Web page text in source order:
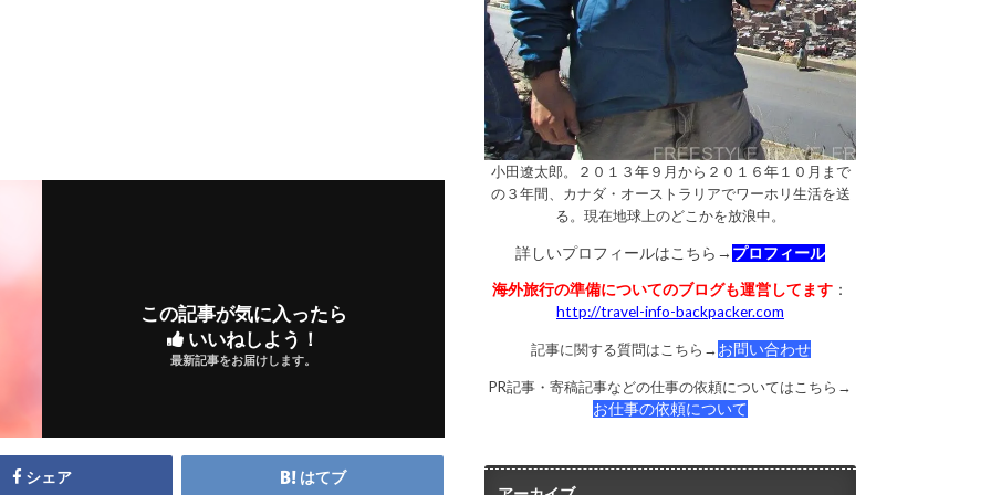
この記事が気に入ったら
いいねしよう！
最新記事をお届けします。
シェア はてブ
小田遼太郎。２０１３年９月から２０１６年１０月まで
の３年間、カナダ・オーストラリアでワーホリ生活を送
る。現在地球上のどこかを放浪中。
詳しいプロフィールはこちら→ プロフィール
海外旅行の準備についてのブログも運営してます ：
http://travel-info-backpacker.com
記事に関する質問はこちら→お問い合わせ
PR記事・寄稿記事などの仕事の依頼についてはこちら→
お仕事の依頼について